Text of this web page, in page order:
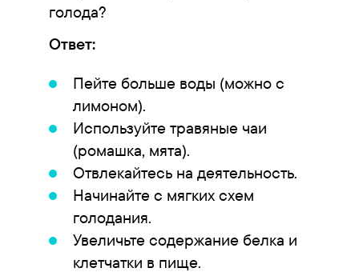
голода?
Ответ:
Пейте больше воды (можно с
лимоном).
Используйте травяные чаи
(ромашка, мята).
Отвлекайтесь на деятельность.
Начинайте с мягких схем
голодания.
Увеличьте содержание белка и
клетчатки в пище.